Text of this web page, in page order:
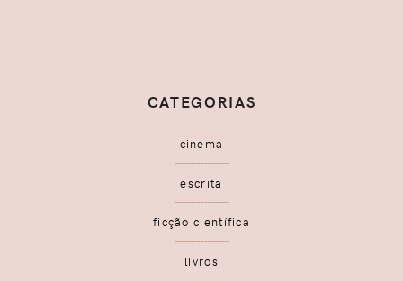
CATEGORIAS
cinema
escrita
ficção científica
livros